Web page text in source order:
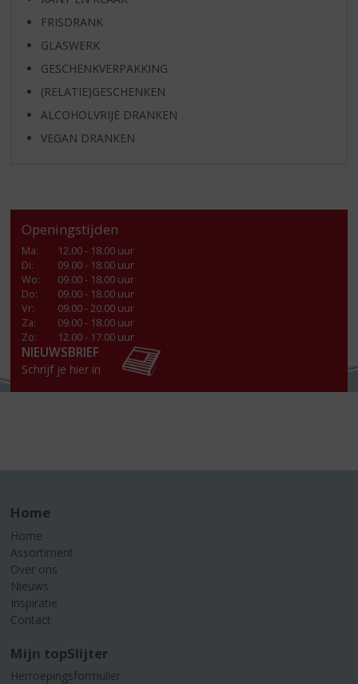
FRISDRANK
GLASWERK
GESCHENKVERPAKKING
(RELATIE)GESCHENKEN
ALCOHOLVRIJE DRANKEN
VEGAN DRANKEN
Openingstijden
Ma:
12.00 - 18.00 uur
Di:
09.00 - 18.00 uur
Wo:
09.00 - 18.00 uur
Do:
09.00 - 18.00 uur
Vr:
09.00 - 20.00 uur
Za:
09.00 - 18.00 uur
Zo:
12.00 - 17.00 uur
NIEUWSBRIEF
Schrijf je hier in
Home
Home
Assortiment
Over ons
Nieuws
Inspiratie
Contact
Mijn topSlijter
Herroepingsformulier